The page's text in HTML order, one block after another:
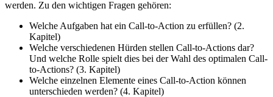
werden. Zu den wichtigen Fragen gehören:
Welche Aufgaben hat ein Call-to-Action zu erfüllen? (2.
Kapitel)
Welche verschiedenen Hürden stellen Call-to-Actions dar?
Und welche Rolle spielt dies bei der Wahl des optimalen Call-
to-Actions? (3. Kapitel)
Welche einzelnen Elemente eines Call-to-Action können
unterschieden werden? (4. Kapitel)